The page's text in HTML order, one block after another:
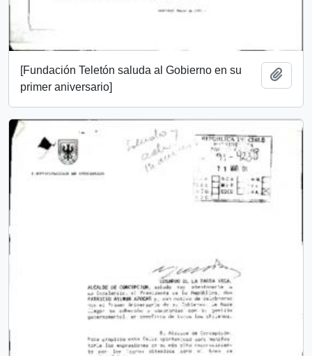
[Fundación Teletón saluda al Gobierno en su
primer aniversario]